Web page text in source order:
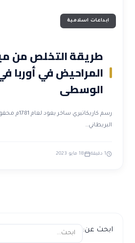
ابداعات اسلامية
طريقة التخلص من
المراحيض في أوربا
الوسطى
رسم كاريكاتيري
البريطاني…
1 دقيقة 18 مايو 2023
ابحث عن: